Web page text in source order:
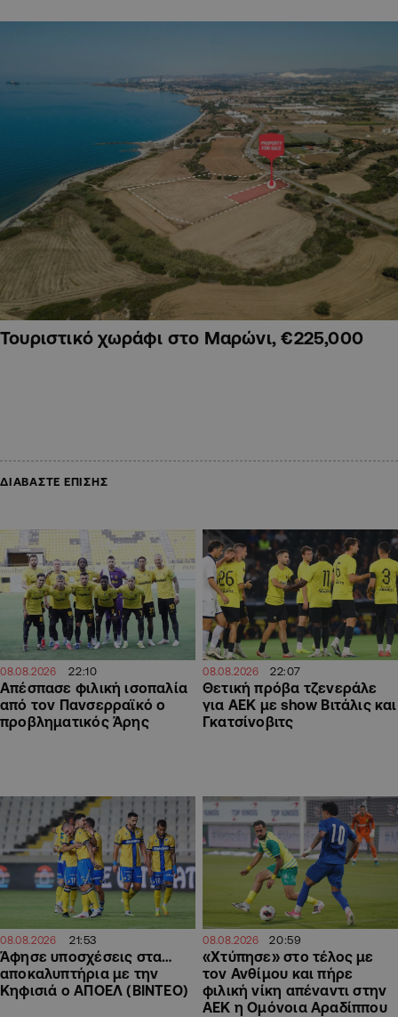
Τουριστικό χωράφι στο Μαρώνι, €225,000
ΔΙΑΒΑΣΤΕ ΕΠΙΣΗΣ
08.08.2026 22:10
Απέσπασε φιλική ισοπαλία
από τον Πανσερραϊκό ο
προβληματικός Άρης
08.08.2026 22:07
Θετική πρόβα τζενεράλε
για ΑΕΚ με show Βιτάλις και
Γκατσίνοβιτς
08.08.2026 21:53
Άφησε υποσχέσεις στα…
αποκαλυπτήρια με την
Κηφισιά ο ΑΠΟΕΛ (ΒΙΝΤΕΟ)
08.08.2026 20:59
«Χτύπησε» στο τέλος με
τον Ανθίμου και πήρε
φιλική νίκη απέναντι στην
ΑΕΚ η Ομόνοια Αραδίππου